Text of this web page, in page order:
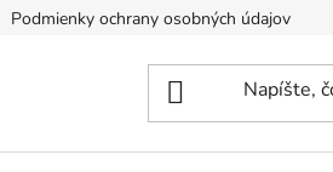
Podmienky ochrany osobných údajov